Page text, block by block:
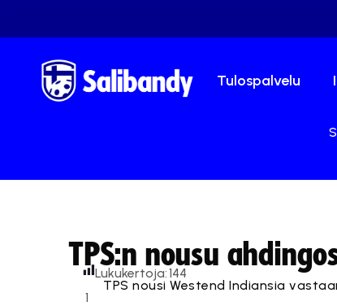
Tulospalvelu
TPS:n nousu
1
Lukukertoja:144
TPS nousi Westend Indiansia